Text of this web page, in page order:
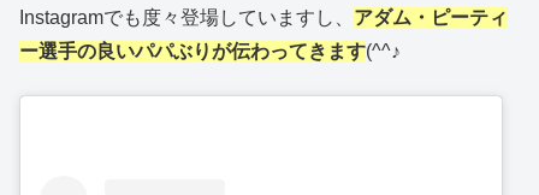
Instagramでも度々登場していますし、 アダム・ピーティ
ー選手の良いパパぶりが伝わってきます(^^♪